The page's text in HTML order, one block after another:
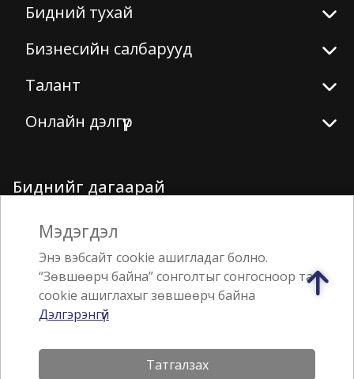
Бидний тухай
Бизнесийн салбарууд
Талант
Онлайн дэлгүүр
Биднийг дагаарай
Аппликэйшн татах
Мэдэгдэл
Энэ вэбсайт cookie ашигладаг болно.
“Зөвшөөрч байна” сонголтыг сонгосноор та
cookie ашиглахыг зөвшөөрч байна
Дэлгэрэнгүй
Татгалзах